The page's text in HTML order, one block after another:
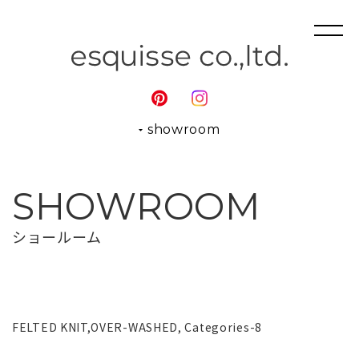
showroom
SHOWROOM
ショールーム
FELTED KNIT,OVER-WASHED, Categories-8